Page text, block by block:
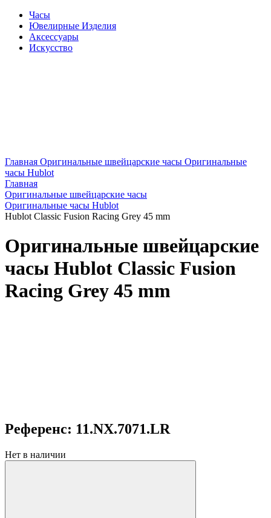
Часы
Ювелирные Изделия
Аксессуары
Искусство
Главная Оригинальные швейцарские часы Оригинальные
часы Hublot
Главная
Оригинальные швейцарские часы
Оригинальные часы Hublot
Hublot Classic Fusion Racing Grey 45 mm
Оригинальные швейцарские
часы Hublot Classic Fusion
Racing Grey 45 mm
Референс: 11.NX.7071.LR
Нет в наличии